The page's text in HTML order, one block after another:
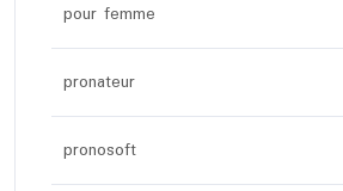
pour femme
pronateur
pronosoft